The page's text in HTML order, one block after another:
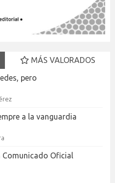
MÁS VALORADOS
pero
a la vanguardia
Comunicado Oficial